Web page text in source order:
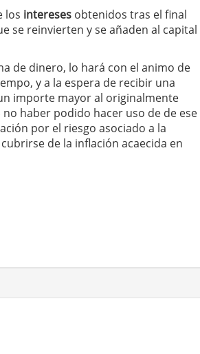
los intereses obtenidos tras el final
se reinvierten y se añaden al capital
de dinero, lo hará con el animo de
y a la espera de recibir una
importe mayor al originalmente
haber podido hacer uso de de ese
por el riesgo asociado a la
de la inflación acaecida en